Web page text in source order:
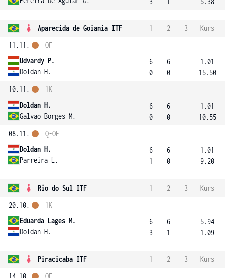
Aparecida de Goiania ITF 1 2 3
Kurs
11.11.
Udvardy P.
Doldan H.
OF
6
0
6
0
1.01
15.50
10.11.
Doldan H.
Galvao Borges M.
1K
6
0
6
0
1.01
10.55
08.11.
Doldan H.
Parreira L.
Q-OF
6
1
6
0
1.01
9.20
Rio do Sul ITF 1 2 3
Kurs
20.10.
Eduarda Lages M.
Doldan H.
1K
6
3
6
1
5.94
1.09
Piracicaba ITF 1 2 3
Kurs
14.10.
OF